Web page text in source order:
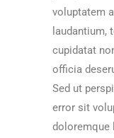
voluptatem
laudantium,
cupidatat
officia
Sed ut
error sit
doloremque